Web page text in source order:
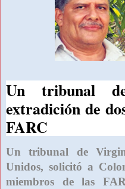
Un tribunal
extradición de
FARC
Un tribunal de
Unidos, solicitó a
miembros de las